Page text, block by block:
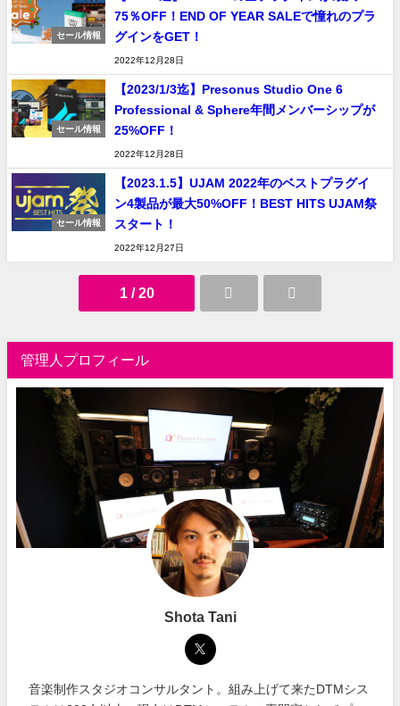
セール情報
75％OFF！END OF YEAR SALEで憧れのプラ
グインをGET！
2022年12月28日
セール情報
【2023/1/3迄】Presonus Studio One 6
Professional & Sphere年間メンバーシップが
25%OFF！
2022年12月28日
セール情報
【2023.1.5】UJAM 2022年のベストプラグイ
ン4製品が最大50%OFF！BEST HITS UJAM祭
スタート！
2022年12月27日
1 / 20
管理人プロフィール
Shota Tani
音楽制作スタジオコンサルタント。組み上げて来たDTMシス